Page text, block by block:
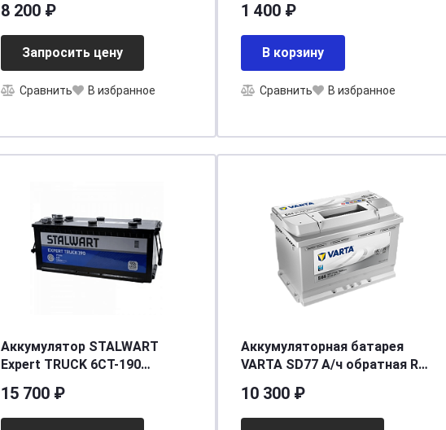
8 200 ₽
Запросить цену
Сравнить В избранное
1 400 ₽
В корзину
Сравнить В избранное
Аккумулятор STALWART
Expert TRUCK 6СТ-190
15 700 ₽
Аккумуляторная батарея
VARTA SD77 А/ч обратная R+
10 300 ₽